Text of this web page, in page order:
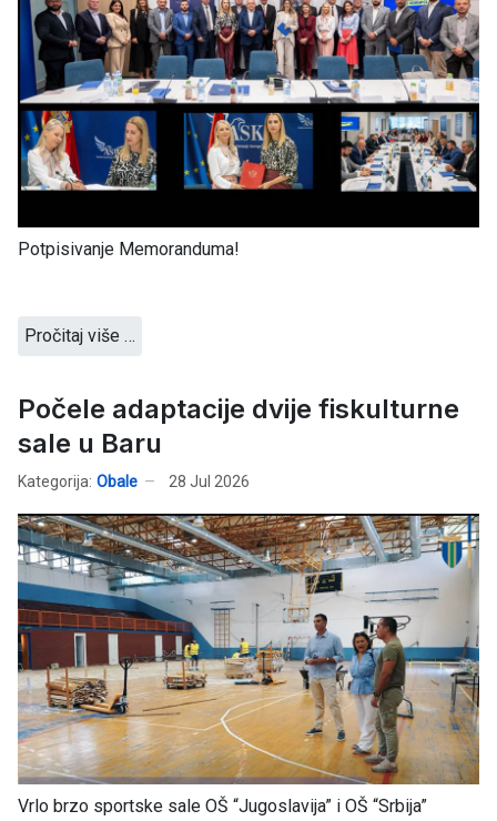
Potpisivanje Memoranduma!
Pročitaj više …
Počele adaptacije dvije fiskulturne
sale u Baru
Kategorija: Obale 28 Jul 2026
Vrlo brzo sportske sale OŠ “Jugoslavija” i OŠ “Srbija”